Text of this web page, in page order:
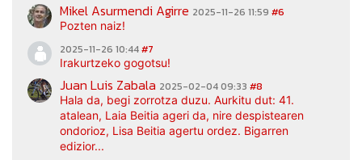
Mikel Asurmendi Agirre 2025-11-26 11:59 #6
Pozten naiz!
2025-11-26 10:44#7
Irakurtzeko gogotsu!
Juan Luis Zabala 2025-02-04 09:33 #8
Hala da, begi zorrotza duzu. Aurkitu dut: 41.
atalean, Laia Beitia ageri da, nire despistearen
ondorioz, Lisa Beitia agertu ordez. Bigarren
edizior...